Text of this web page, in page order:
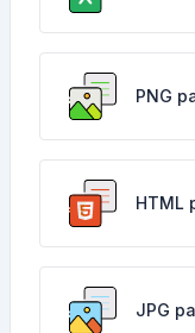
PNG
HTML
JPG